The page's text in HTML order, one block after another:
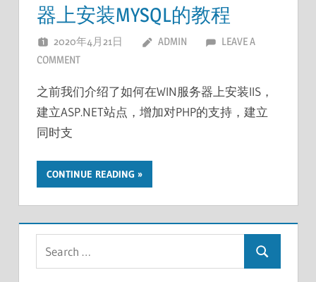
器上安装MYSQL的教程
2020年4月21日 ADMIN
LEAVE A
COMMENT
之前我们介绍了如何在WIN服务器上安装IIS，
建立ASP.NET站点，增加对PHP的支持，建立
同时支
CONTINUE READING
Search